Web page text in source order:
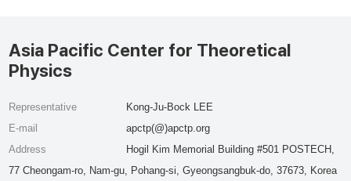
Asia Pacific Center for Theoretical
Physics
Representative
Kong-Ju-Bock LEE
E-mail
apctp(@)apctp.org
Address
Hogil Kim Memorial Building #501 POSTECH,
77 Cheongam-ro, Nam-gu, Pohang-si, Gyeongsangbuk-do, 37673, Korea